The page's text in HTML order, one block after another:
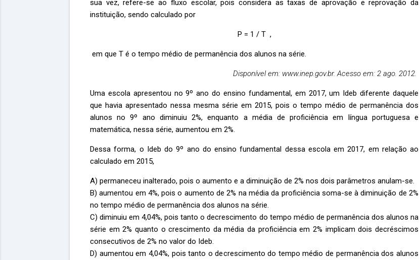
sua vez, refere-se ao fluxo escolar, pois considera as taxas de aprovação e reprovação da
instituição, sendo calculado por
P = 1 / T ,
em que T é o tempo médio de permanência dos alunos na série.
Disponível em: www.inep.gov.br. Acesso em: 2 ago. 2012.
Uma escola apresentou no 9º ano do ensino fundamental, em 2017, um Ideb diferente daquele
que havia apresentado nessa mesma série em 2015, pois o tempo médio de permanência dos
alunos no 9º ano diminuiu 2%, enquanto a média de proficiência em língua portuguesa e
matemática, nessa série, aumentou em 2%.
Dessa forma, o Ideb do 9º ano do ensino fundamental dessa escola em 2017, em relação ao
calculado em 2015,
A) permaneceu inalterado, pois o aumento e a diminuição de 2% nos dois parâmetros anulam-se.
B) aumentou em 4%, pois o aumento de 2% na média da proficiência soma-se à diminuição de 2%
no tempo médio de permanência dos alunos na série.
C) diminuiu em 4,04%, pois tanto o decrescimento do tempo médio de permanência dos alunos na
série em 2% quanto o crescimento da média da proficiência em 2% implicam dois decréscimos
consecutivos de 2% no valor do Ideb.
D) aumentou em 4,04%, pois tanto o decrescimento do tempo médio de permanência dos alunos